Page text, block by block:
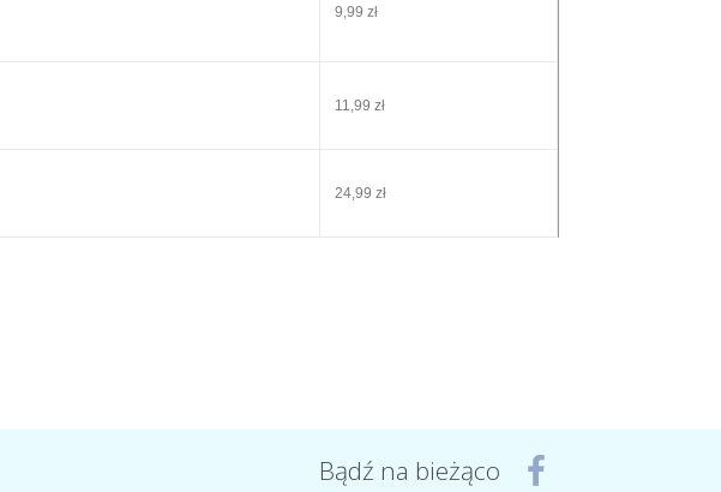
9,99 zł
11,99 zł
24,99 zł
Bądź na bieżąco